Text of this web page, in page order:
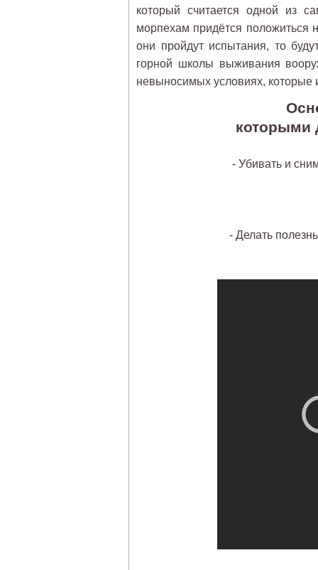
который считается одной из
морпехам придётся положиться
они пройдут испытания, то
горной школы выживания
невыносимых условиях,
которыми
- Убивать и
- Делать